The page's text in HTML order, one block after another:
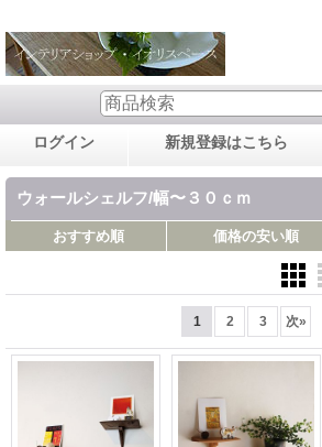
ログイン 新規登録はこちら
ウォールシェルフ/幅〜３０ｃｍ
おすすめ順 価格の安い順
1 2 3 次»